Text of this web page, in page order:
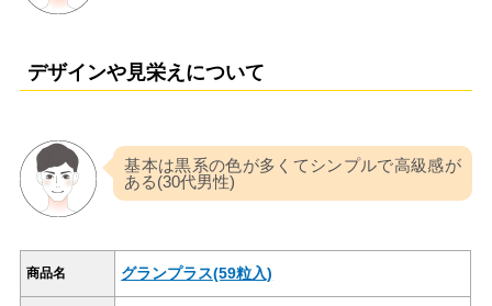
デザインや見栄えについて
基本は黒系の色が多くてシンプルで高級感が
ある(30代男性)
商品名 グランプラス(59粒入)